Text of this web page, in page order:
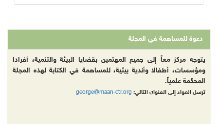
دعوة للمساهمة في المجلة
يتوجه مركز معاً إلى جميع المهتمين بقضايا البيئة والتنمية، أفرادا
ومؤسسات، أطفالا وأندية بيئية، للمساهمة في الكتابة لهذه المجلة
المحكّمة علمياً.
ترسل المواد إلى العنوان التالي: george@maan-ctr.org